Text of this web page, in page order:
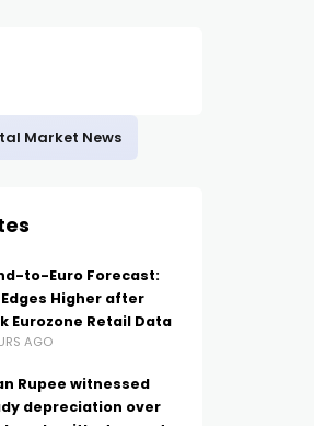
Market News
to-Euro Forecast:
Edges Higher after
Eurozone Retail Data
AGO
Rupee witnessed
depreciation over